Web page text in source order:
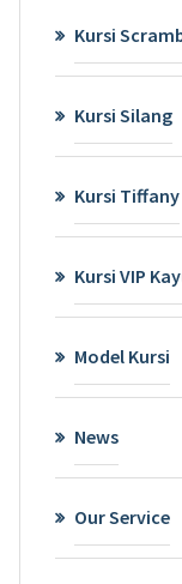
Kursi
Kursi Silang
Kursi Tiffany
Kursi VIP
Model Kursi
News
Our Service